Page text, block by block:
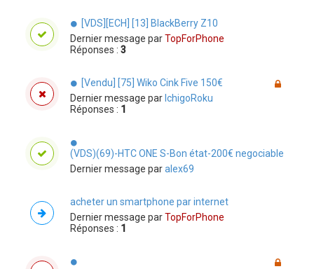
[VDS][ECH] [13] BlackBerry Z10
Dernier message parTopForPhone
Réponses : 3
[Vendu] [75] Wiko Cink Five 150€
Dernier message parIchigoRoku
Réponses : 1
(VDS)(69)-HTC ONE S-Bon état-200€ negociable
Dernier message paralex69
acheter un smartphone par internet
Dernier message parTopForPhone
Réponses : 1